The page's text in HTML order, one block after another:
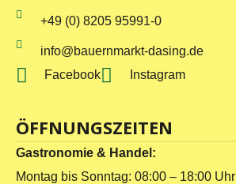
+49 (0) 8205 95991-0
info@bauernmarkt-dasing.de
Facebook
Instagram
ÖFFNUNGSZEITEN
Gastronomie & Handel:
Montag bis Sonntag: 08:00 – 18:00 Uhr